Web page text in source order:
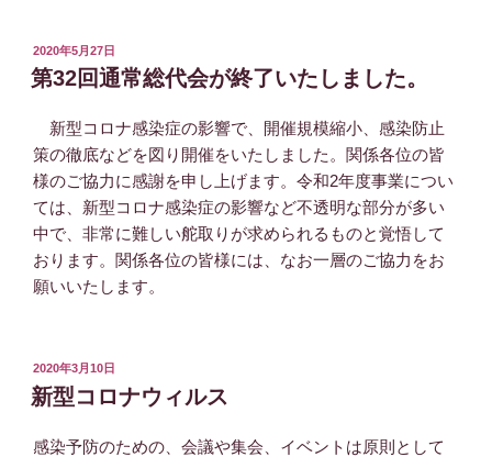
投
稿
日:
2020年5月27日
第32回通常総代会が終了いたしました。
新型コロナ感染症の影響で、開催規模縮小、感染防止
策の徹底などを図り開催をいたしました。関係各位の皆
様のご協力に感謝を申し上げます。令和2年度事業につい
ては、新型コロナ感染症の影響など不透明な部分が多い
中で、非常に難しい舵取りが求められるものと覚悟して
おります。関係各位の皆様には、なお一層のご協力をお
願いいたします。
投
稿
日:
2020年3月10日
新型コロナウィルス
感染予防のための、会議や集会、イベントは原則として